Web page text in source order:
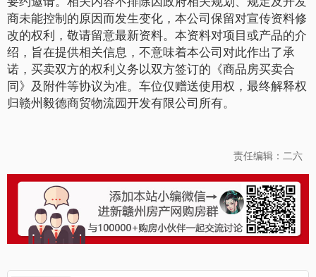
商未能控制的原因而发生变化，本公司保留对宣传资料修
改的权利，敬请留意最新资料。本资料对项目或产品的介
绍，旨在提供相关信息，不意味着本公司对此作出了承
诺，买卖双方的权利义务以双方签订的《商品房买卖合
同》及附件等协议为准。车位仅赠送使用权，最终解释权
归赣州毅德商贸物流园开发有限公司所有。
责任编辑：二六